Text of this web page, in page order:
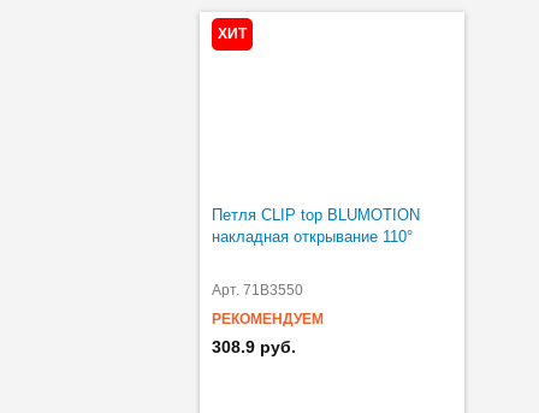
ХИТ
Петля CLIP top BLUMOTION
накладная открывание 110°
Арт. 71B3550
РЕКОМЕНДУЕМ
308.9 руб.